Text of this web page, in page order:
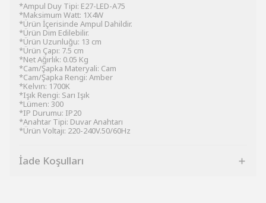
*Ampul Duy Tipi: E27-LED-A75
*Maksimum Watt: 1X4W
*Ürün İçerisinde Ampul Dahildir.
*Ürün Dim Edilebilir.
*Ürün Uzunluğu: 13 cm
*Ürün Çapı: 7.5 cm
*Net Ağırlık: 0.05 Kg
*Cam/Şapka Materyali: Cam
*Cam/Şapka Rengi: Amber
*Kelvın: 1700K
*Işık Rengi: Sarı Işık
*Lümen: 300
*IP Durumu: IP20
*Anahtar Tipi: Duvar Anahtarı
*Ürün Voltajı: 220-240V.50/60Hz
İade Koşulları